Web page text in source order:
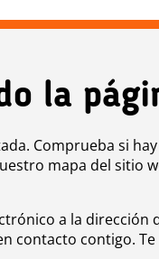
la
Comprueba si hay
mapa del sitio
a la dirección
contacto contigo. Te